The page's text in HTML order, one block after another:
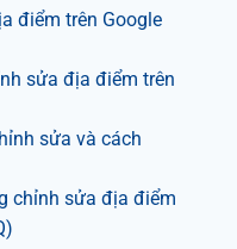
điểm trên Google
sửa địa điểm trên
sửa và cách
chỉnh sửa địa điểm